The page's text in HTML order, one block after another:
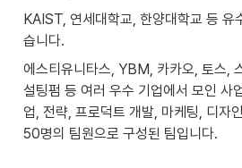
KAIST, 연세대학교, 한양대학교 등 유
습니다.
에스티유니타스, YBM, 카카오, 토스,
설팅펌 등 여러 우수 기업에서 모인 사
업, 전략, 프로덕트 개발, 마케팅, 디자
50명의 팀원으로 구성된 팀입니다.